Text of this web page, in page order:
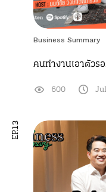
Business Summary
คนทำงานเอาตัวร
600
EP.13